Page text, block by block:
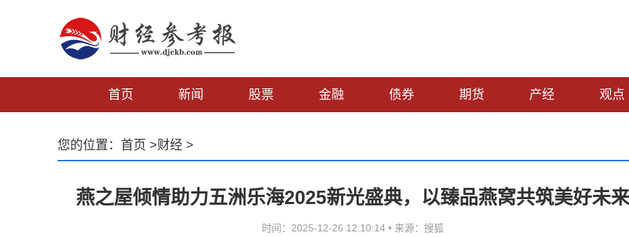
首页 新闻 股票 金融 债券 期货 产经 观点
您的位置： 首页 >财经 >
燕之屋倾情助力五洲乐海2025新光盛典，以臻品燕窝共筑美好未来
时间：2025-12-26 12:10:14 • 来源：搜狐